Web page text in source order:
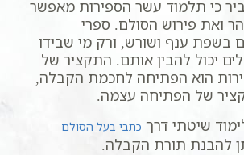
כי תלמוד עשר הספירות מאפשר
ואת פירוש הסולם. ספרי
בשפת ענף ושורש, ורק מי שבידו
יכול להבין אותם. התקציר של
הוא הפתיחה לחכמת הקבלה,
של הפתיחה עצמה.
שיטתי דרך כתבי בעל הסולם
להבנת תורת הקבלה.